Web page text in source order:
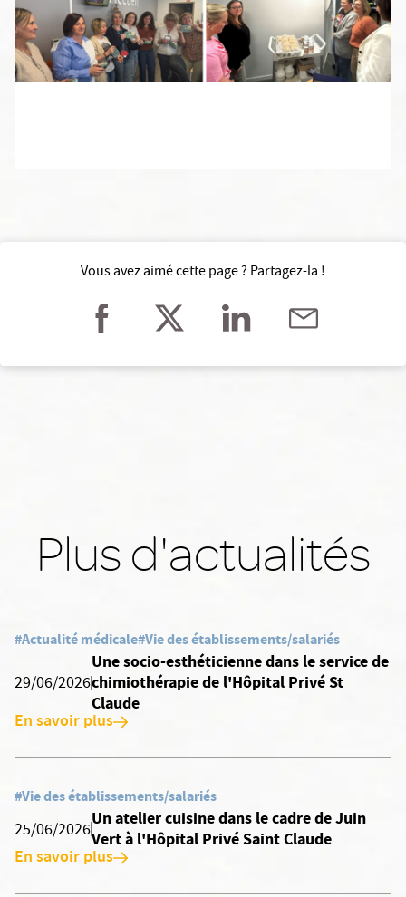
Vous avez aimé cette page ? Partagez-la !
Plus d'actualités
#Actualité médicale#Vie des établissements/salariés
29/06/2026
Une socio-esthéticienne dans le service de
chimiothérapie de l'Hôpital Privé St
Claude
En savoir plus
#Vie des établissements/salariés
25/06/2026
Un atelier cuisine dans le cadre de Juin
Vert à l'Hôpital Privé Saint Claude
En savoir plus